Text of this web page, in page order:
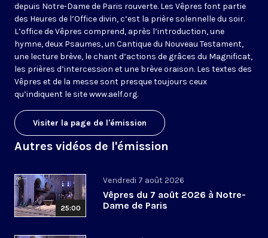
depuis Notre-Dame de Paris rouverte. Les Vêpres font partie
des Heures de l’Office divin, c’est la prière solennelle du soir.
L’office de Vêpres comprend, après l’introduction, une
hymne, deux Psaumes, un Cantique du Nouveau Testament,
une lecture brève, le chant d’actions de grâces du Magnificat,
les prières d’intercession et une brève oraison. Les textes des
Vêpres et de la messe sont presque toujours ceux
qu’indiquent le sitewww.aelf.org.
Visiter la page de l'émission
Autres vidéos de l'émission
25:00
Vendredi 7 août 2026
Vêpres du 7 août 2026 à Notre-
Dame de Paris